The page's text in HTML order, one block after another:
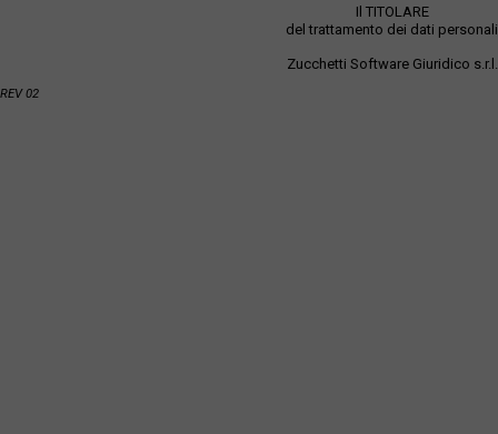
Il TITOLARE
del trattamento dei dati personali
Zucchetti Software Giuridico s.r.l.
REV 02